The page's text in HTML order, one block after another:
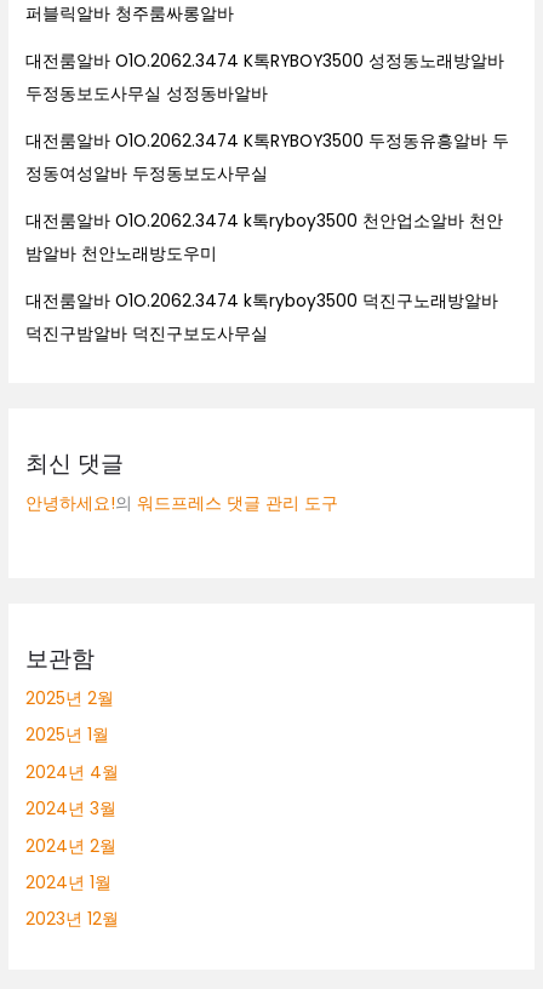
퍼블릭알바 청주룸싸롱알바
대전룸알바 O1O.2062.3474 K톡RYBOY3500 성정동노래방알바
두정동보도사무실 성정동바알바
대전룸알바 O1O.2062.3474 K톡RYBOY3500 두정동유흥알바 두
정동여성알바 두정동보도사무실
대전룸알바 O1O.2062.3474 k톡ryboy3500 천안업소알바 천안
밤알바 천안노래방도우미
대전룸알바 O1O.2062.3474 k톡ryboy3500 덕진구노래방알바
덕진구밤알바 덕진구보도사무실
최신 댓글
안녕하세요!의워드프레스 댓글 관리 도구
보관함
2025년 2월
2025년 1월
2024년 4월
2024년 3월
2024년 2월
2024년 1월
2023년 12월